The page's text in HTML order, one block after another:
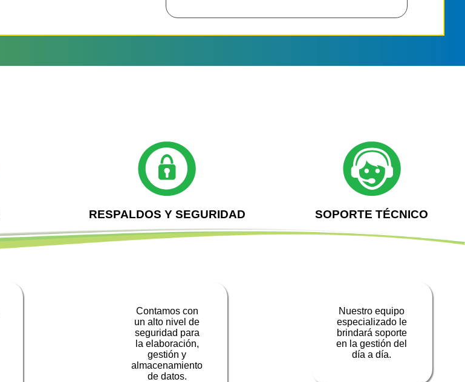
RESPALDOS Y SEGURIDAD
Contamos con
un alto nivel de
seguridad para
la elaboración,
gestión y
almacenamiento
de datos.
SOPORTE TÉCNICO
Nuestro equipo
especializado le
brindará soporte
en la gestión del
día a día.